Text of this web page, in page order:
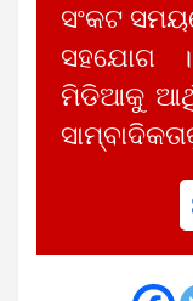
ସଂକଟ
ସହଯୋଗ
ମିଡିଆକୁ